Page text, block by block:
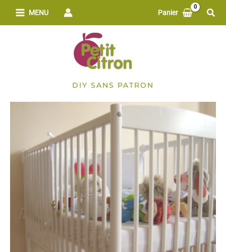
MENU Panier
DIY SANS PATRON